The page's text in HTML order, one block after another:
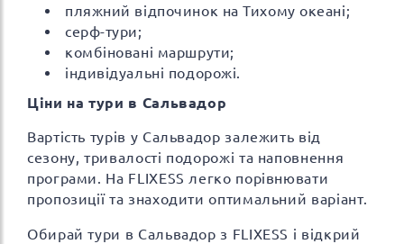
пляжний відпочинок на Тихому океані;
серф-тури;
комбіновані маршрути;
індивідуальні подорожі.
Ціни на тури в Сальвадор
Вартість турів у Сальвадор залежить від
сезону, тривалості подорожі та наповнення
програми. На FLIXESS легко порівнювати
пропозиції та знаходити оптимальний варіант.
Обирай тури в Сальвадор з FLIXESS і відкрий